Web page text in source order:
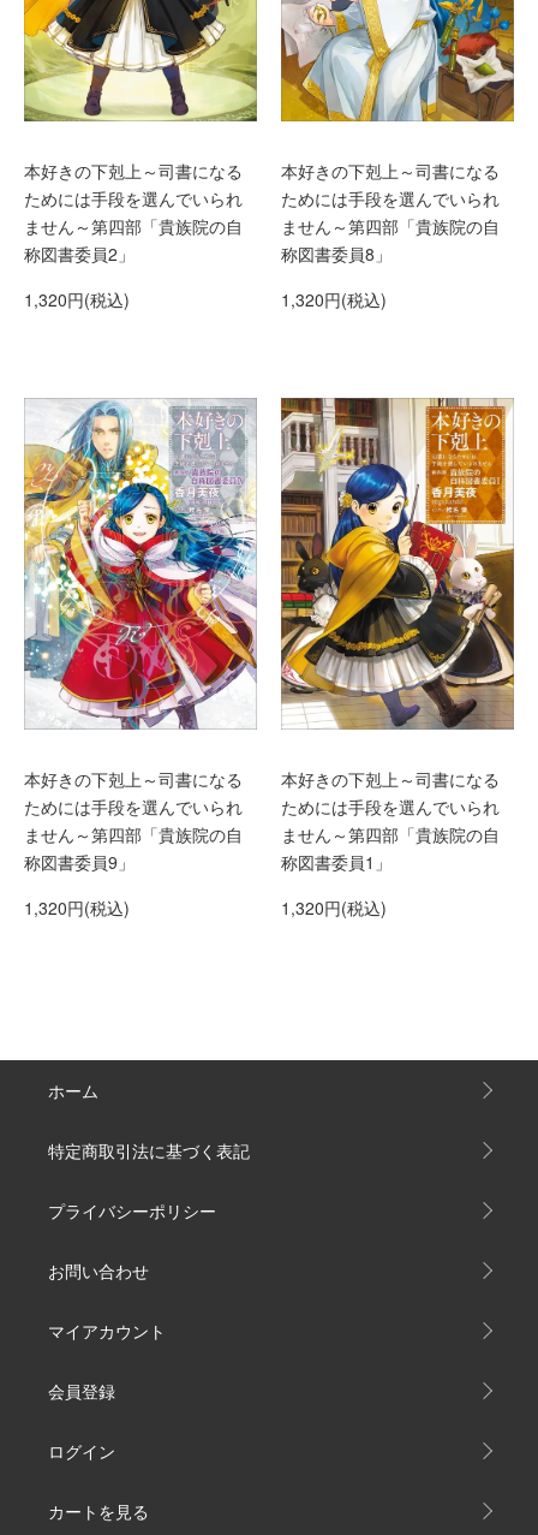
本好きの下剋上～司書になる
ためには手段を選んでいられ
ません～第四部「貴族院の自
称図書委員2」
1,320円(税込)
本好きの下剋上～司書になる
ためには手段を選んでいられ
ません～第四部「貴族院の自
称図書委員8」
1,320円(税込)
本好きの下剋上～司書になる
ためには手段を選んでいられ
ません～第四部「貴族院の自
称図書委員9」
1,320円(税込)
本好きの下剋上～司書になる
ためには手段を選んでいられ
ません～第四部「貴族院の自
称図書委員1」
1,320円(税込)
ホーム
特定商取引法に基づく表記
プライバシーポリシー
お問い合わせ
マイアカウント
会員登録
ログイン
カートを見る